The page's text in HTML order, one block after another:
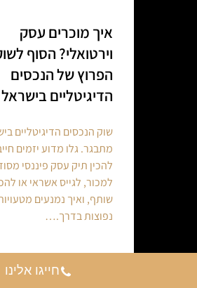
איך מוכרים עסק
וירטואלי? הסוף
הפרוץ של הנכסים
הדיגיטליים בישראל
שוק הנכסים הדיגיטליים
מתבגר. גלו מדוע יזמים
להכין תיק עסק פיננסי
למכור, לגייס אשראי או
שותף, ואיך נמנעים
נפוצות בדרך.…
Continue reading
חייגו אלינו